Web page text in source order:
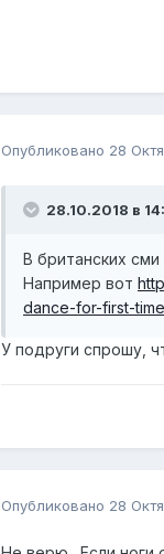
Опубликовано 28
28.10.2018 в
В британских
Например вот
dance-for-first-
У подруги спрошу,
Опубликовано 28